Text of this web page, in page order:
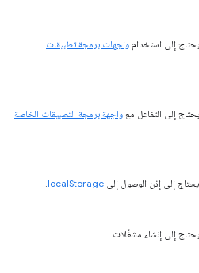
إلى استخدام واجهات برمجة تطبيقات
إلى التفاعل مع واجهة برمجة التطبيقات الخاصة
إلى إذن الوصول إلى localStorage
.
إلى إنشاء مشغّلات.